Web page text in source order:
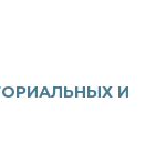
И